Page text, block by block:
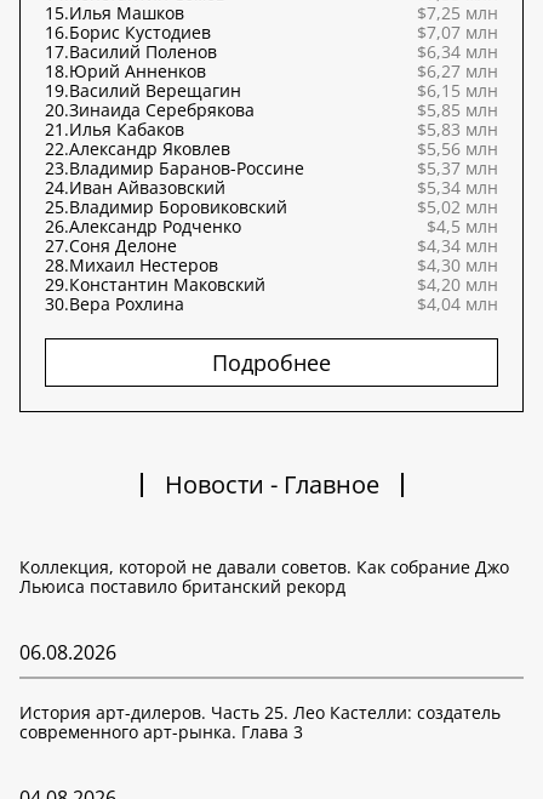
15.Илья Машков
$7,25 млн
16.Борис Кустодиев
$7,07 млн
17.Василий Поленов
$6,34 млн
18.Юрий Анненков
$6,27 млн
19.Василий Верещагин
$6,15 млн
20.Зинаида Серебрякова
$5,85 млн
21.Илья Кабаков
$5,83 млн
22.Александр Яковлев
$5,56 млн
23.Владимир Баранов-Россине
$5,37 млн
24.Иван Айвазовский
$5,34 млн
25.Владимир Боровиковский
$5,02 млн
26.Александр Родченко
$4,5 млн
27.Соня Делоне
$4,34 млн
28.Михаил Нестеров
$4,30 млн
29.Константин Маковский
$4,20 млн
30.Вера Рохлина $4,04 млн
Подробнее
Новости - Главное
Коллекция, которой не давали советов. Как собрание Джо
Льюиса поставило британский рекорд
06.08.2026
История арт-дилеров. Часть 25. Лео Кастелли: создатель
современного арт-рынка. Глава 3